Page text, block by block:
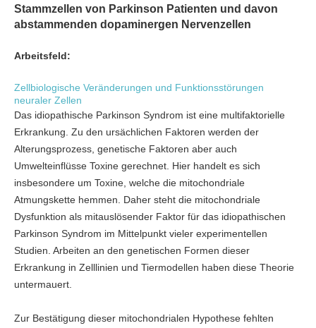
Stammzellen von Parkinson Patienten und davon
abstammenden dopaminergen Nervenzellen
Arbeitsfeld:
Zellbiologische Veränderungen und Funktionsstörungen
neuraler Zellen
Das idiopathische Parkinson Syndrom ist eine multifaktorielle
Erkrankung. Zu den ursächlichen Faktoren werden der
Alterungsprozess, genetische Faktoren aber auch
Umwelteinflüsse Toxine gerechnet. Hier handelt es sich
insbesondere um Toxine, welche die mitochondriale
Atmungskette hemmen. Daher steht die mitochondriale
Dysfunktion als mitauslösender Faktor für das idiopathischen
Parkinson Syndrom im Mittelpunkt vieler experimentellen
Studien. Arbeiten an den genetischen Formen dieser
Erkrankung in Zelllinien und Tiermodellen haben diese Theorie
untermauert.
Zur Bestätigung dieser mitochondrialen Hypothese fehlten